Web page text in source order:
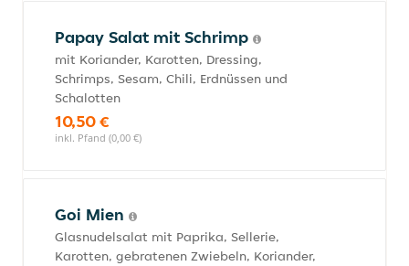
Papay Salat mit Schrimp
mit Koriander, Karotten, Dressing,
Schrimps, Sesam, Chili, Erdnüssen und
Schalotten
10,50 €
inkl. Pfand (0,00 €)
Goi Mien
Glasnudelsalat mit Paprika, Sellerie,
Karotten, gebratenen Zwiebeln, Koriander,